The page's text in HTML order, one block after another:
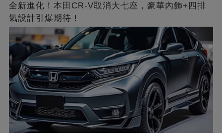
全新進化！本田CR-V取消大七座，豪華內飾+四排
氣設計引爆期待！